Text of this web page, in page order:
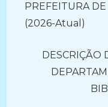
PREFEITURA
(2026-Atual)
DESCRIÇÃO